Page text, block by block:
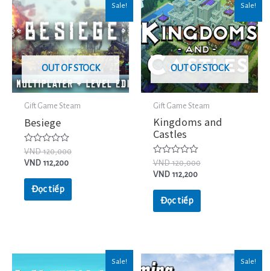
Sale!
OUT OF STOCK
Gift Game Steam
Besiege
Được
xếp
hạng
sao
VND120,000
VND 112,200
Đọc tiếp
Sale!
OUT OF STOCK
Gift Game Steam
Kingdoms and
Castles
Được
xếp
hạng
sao
VND120,000
VND 112,200
Đọc tiếp
Sale! Sale!